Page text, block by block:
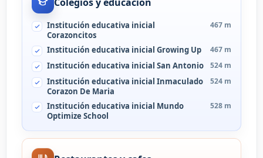
Institución educativa inicial
Corazoncitos
467 m
Institución educativa inicial Growing Up 467 m
Institución educativa inicial San Antonio 524 m
Institución educativa inicial Inmaculado
Corazon De Maria
524 m
Institución educativa inicial Mundo
Optimize School
528 m